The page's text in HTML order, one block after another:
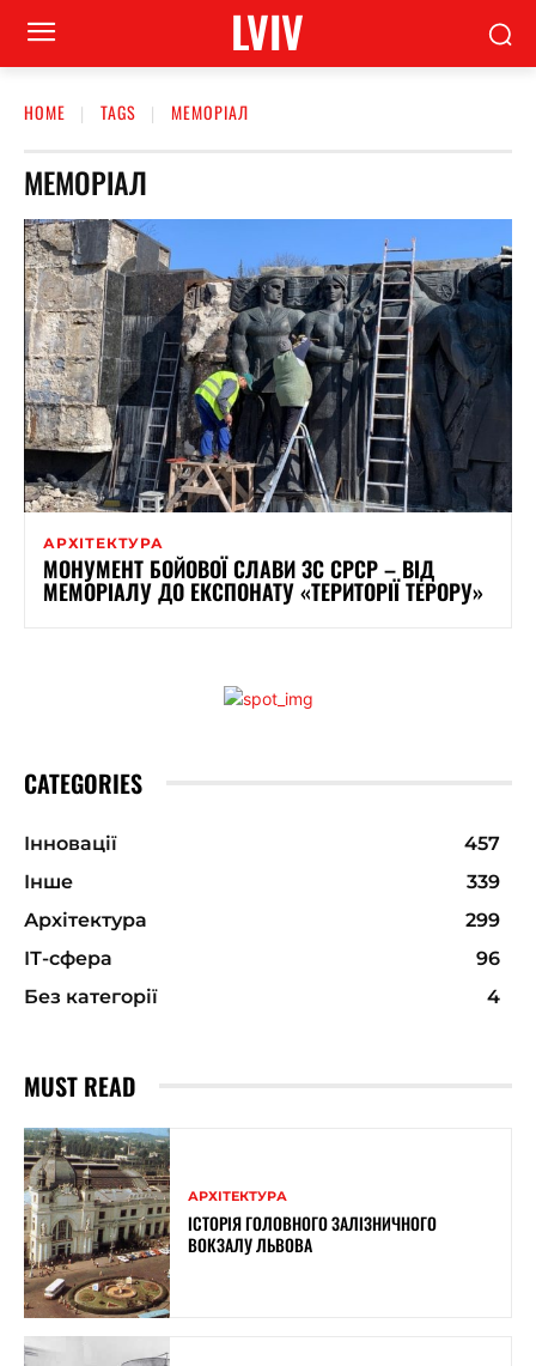
LVIV
HOME TAGS МЕМОРІАЛ
МЕМОРІАЛ
АРХІТЕКТУРА
МОНУМЕНТ БОЙОВОЇ СЛАВИ ЗС СРСР – ВІД
МЕМОРІАЛУ ДО ЕКСПОНАТУ «ТЕРИТОРІЇ ТЕРОРУ»
CATEGORIES
Інновації
457
Інше
339
Архітектура
299
ІТ-сфера
96
Без категорії
4
MUST READ
АРХІТЕКТУРА
ІСТОРІЯ ГОЛОВНОГО ЗАЛІЗНИЧНОГО
ВОКЗАЛУ ЛЬВОВА